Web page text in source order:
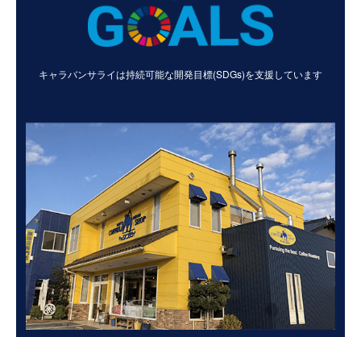
キャラバンサライは持続可能な開発目標(SDGs)を支援しています